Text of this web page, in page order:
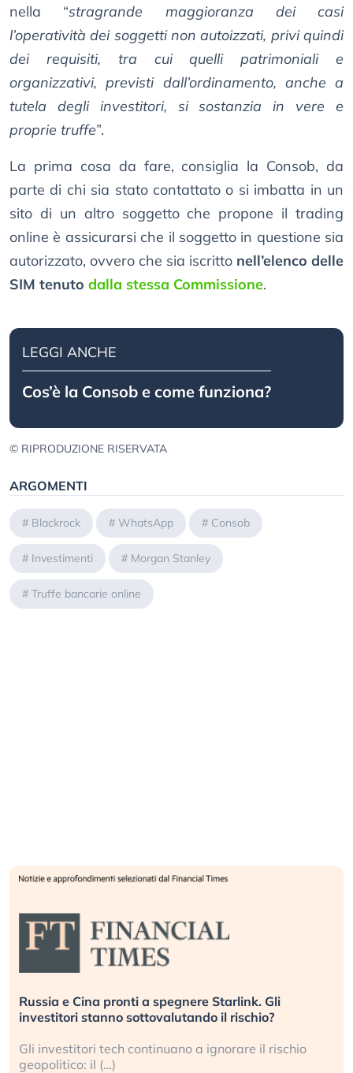
nella “stragrande maggioranza dei casi
l’operatività dei soggetti non autoizzati, privi quindi
dei requisiti, tra cui quelli patrimoniali e
organizzativi, previsti dall’ordinamento, anche a
tutela degli investitori, si sostanzia in vere e
proprie truffe”.
La prima cosa da fare, consiglia la Consob, da
parte di chi sia stato contattato o si imbatta in un
sito di un altro soggetto che propone il trading
online è assicurarsi che il soggetto in questione sia
autorizzato, ovvero che sia iscritto nell’elenco delle
SIM tenuto dalla stessa Commissione.
LEGGI ANCHE
Cos’è la Consob e come funziona?
© RIPRODUZIONE RISERVATA
ARGOMENTI
# Blackrock # WhatsApp # Consob
# Investimenti # Morgan Stanley
# Truffe bancarie online
Russia e Cina pronti a spegnere Starlink. Gli
investitori stanno sottovalutando il rischio?
Gli investitori tech continuano a ignorare il rischio
geopolitico: il (…)